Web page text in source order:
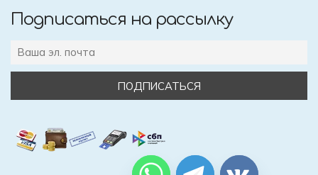
Подписаться на рассылку